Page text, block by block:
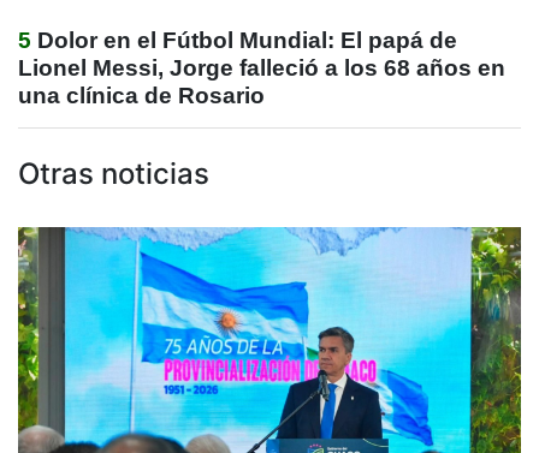
5 Dolor en el Fútbol Mundial: El papá de
Lionel Messi, Jorge falleció a los 68 años en
una clínica de Rosario
Otras noticias